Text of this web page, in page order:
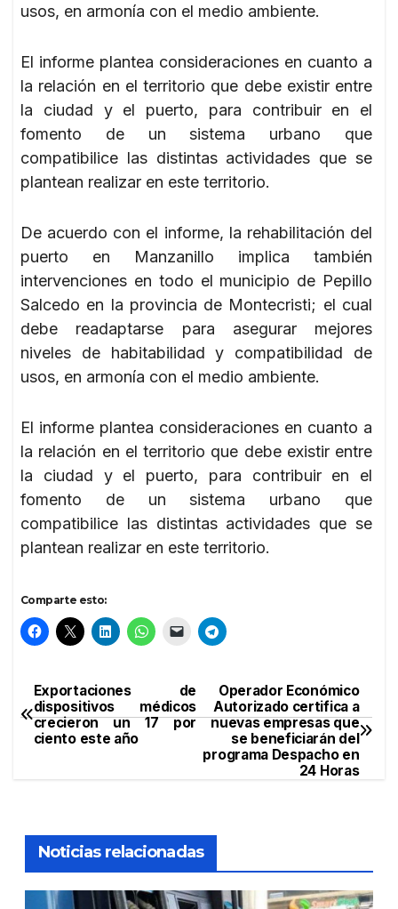
usos, en armonía con el medio ambiente.
El informe plantea consideraciones en cuanto a
la relación en el territorio que debe existir entre
la ciudad y el puerto, para contribuir en el
fomento de un sistema urbano que
compatibilice las distintas actividades que se
plantean realizar en este territorio.
De acuerdo con el informe, la rehabilitación del
puerto en Manzanillo implica también
intervenciones en todo el municipio de Pepillo
Salcedo en la provincia de Montecristi; el cual
debe readaptarse para asegurar mejores
niveles de habitabilidad y compatibilidad de
usos, en armonía con el medio ambiente.
El informe plantea consideraciones en cuanto a
la relación en el territorio que debe existir entre
la ciudad y el puerto, para contribuir en el
fomento de un sistema urbano que
compatibilice las distintas actividades que se
plantean realizar en este territorio.
Comparte esto:
Navegación
de
Operador Económico
Autorizado certifica a
nuevas empresas que
se beneficiarán del
programa Despacho en
24 Horas
Exportaciones de
dispositivos médicos
crecieron un 17 por
ciento este año
Noticias relacionadas